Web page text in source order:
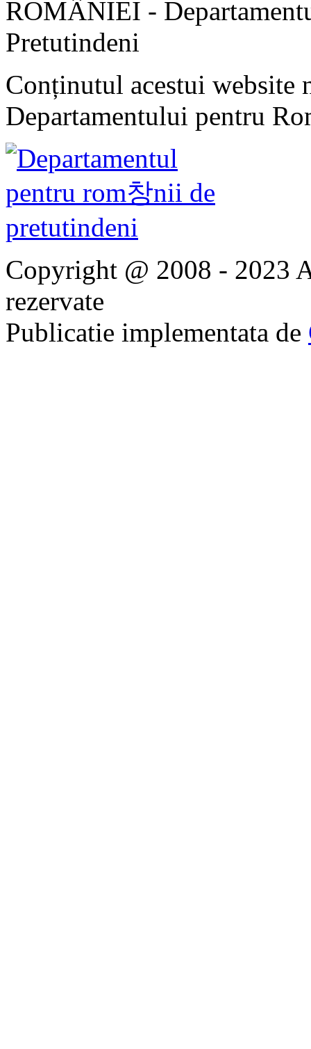
ROMÂNIEI -
Pretutindeni
Conținutul acestui website
Departamentului pentru
Copyright @ 2008 - 2023
rezervate
Publicatie implementata de